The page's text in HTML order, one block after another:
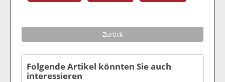
Zurück
Folgende Artikel könnten Sie auch
interessieren